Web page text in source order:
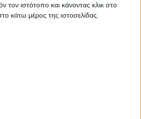
τον ιστότοπο και κάνοντας κλικ στο
κάτω μέρος της ιστοσελίδας.
εξελίξεις στην περιοχή της
και ευρύτερα της Θεσσαλίας